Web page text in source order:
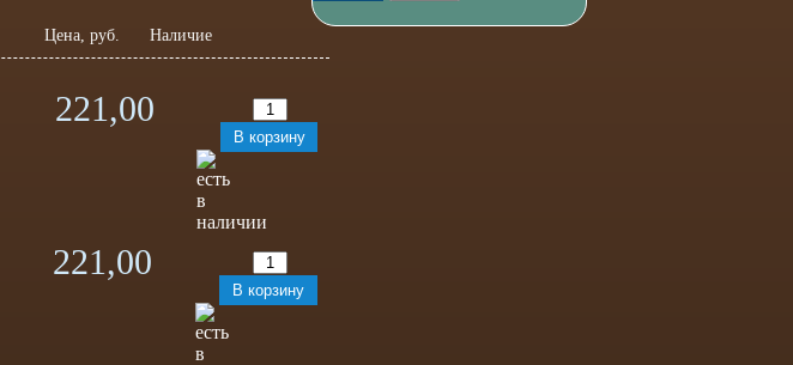
Цена, руб. Наличие
221,00
221,00